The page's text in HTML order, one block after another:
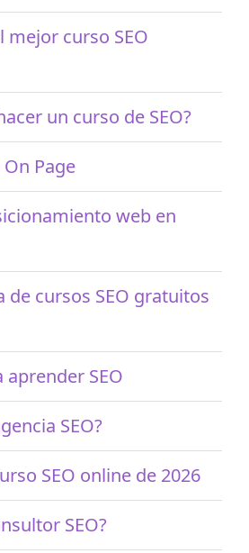
mejor curso SEO
un curso de SEO?
On Page
web en
de cursos SEO gratuitos
SEO
SEO?
SEO online de 2026
SEO?